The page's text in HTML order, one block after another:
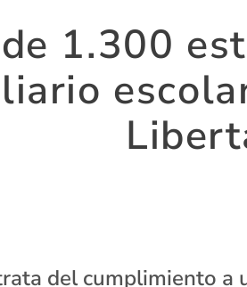
1.300
del cumplimiento a